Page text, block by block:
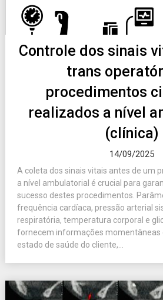
Controle dos sinais
trans
procedimentos
realizados a nível
(clínica)
14/09/2025
A coleta dos sinais vitais antes de um
a nível ambulatorial é crucial para
sucesso destes procedimentos.
frequência cardíaca, pressão arterial
respiratória, temperatura corporal e
fornecem informações momentâneas
estado de saúde do cliente,...